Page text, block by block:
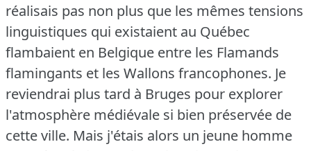
réalisais pas non plus que les mêmes tensions
linguistiques qui existaient au Québec
flambaient en Belgique entre les Flamands
flamingants et les Wallons francophones. Je
reviendrai plus tard à Bruges pour explorer
l'atmosphère médiévale si bien préservée de
cette ville. Mais j'étais alors un jeune homme